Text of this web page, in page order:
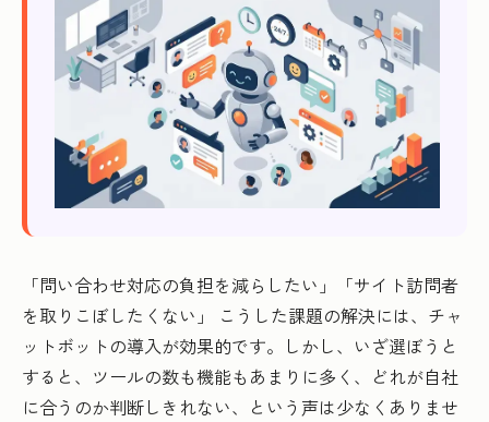
「問い合わせ対応の負担を減らしたい」「サイト訪問者
を取りこぼしたくない」 こうした課題の解決には、チャ
ットボットの導入が効果的です。しかし、いざ選ぼうと
すると、ツールの数も機能もあまりに多く、どれが自社
に合うのか判断しきれない、という声は少なくありませ